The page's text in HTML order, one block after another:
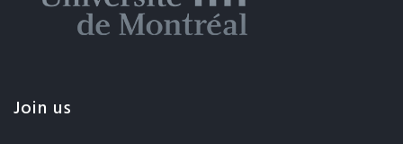
Join us